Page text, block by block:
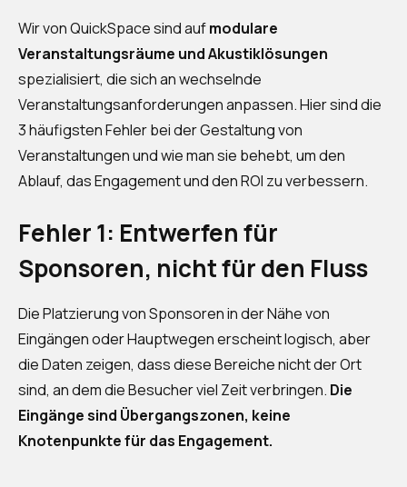
Wir von QuickSpace sind aufmodulare
Veranstaltungsräume und Akustiklösungen
spezialisiert, die sich an wechselnde
Veranstaltungsanforderungen anpassen. Hier sind die
3 häufigsten Fehler bei der Gestaltung von
Veranstaltungen und wie man sie behebt, um den
Ablauf, das Engagement und den ROI zu verbessern.
Fehler 1: Entwerfen für
Sponsoren, nicht für den Fluss
Die Platzierung von Sponsoren in der Nähe von
Eingängen oder Hauptwegen erscheint logisch, aber
die Daten zeigen, dass diese Bereiche nicht der Ort
sind, an dem die Besucher viel Zeit verbringen. Die
Eingänge sind Übergangszonen, keine
Knotenpunkte für das Engagement.